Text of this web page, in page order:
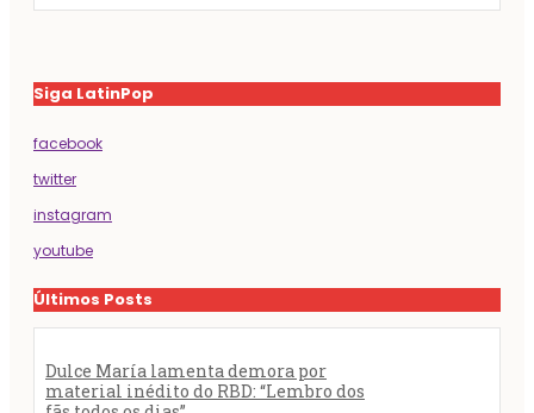
Siga LatinPop
facebook
twitter
instagram
youtube
Últimos Posts
Dulce María lamenta demora por
material inédito do RBD: “Lembro dos